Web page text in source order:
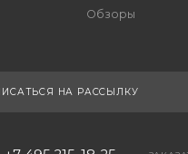
Обзоры
НА РАССЫЛКУ